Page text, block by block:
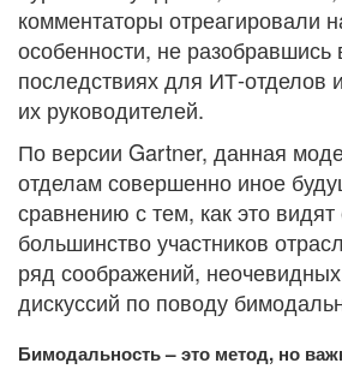
комментаторы отреагировали
особенности, не
последствиях для ИТ-отделов
их руководителей.
По версии Gartner, данная
отделам совершенно иное
сравнению с тем, как это видят
большинство участников
ряд соображений,
дискуссий по поводу
Бимодальность – это метод, но